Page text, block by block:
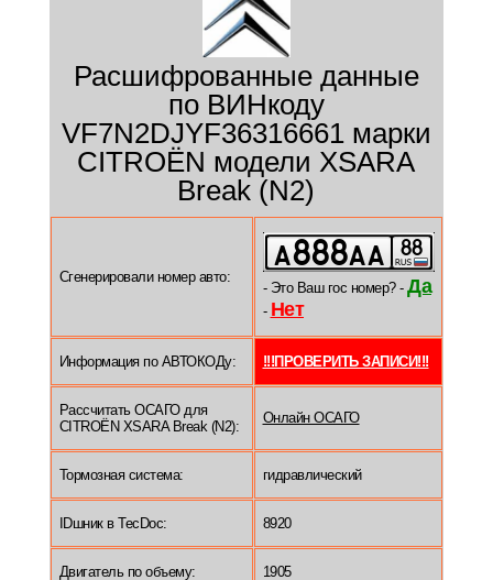
Расшифрованные данные
по ВИНкоду
VF7N2DJYF36316661 марки
CITROËN модели XSARA
Break (N2)
Сгенерировали номер авто:
- Это Ваш гос номер? - Да
- Нет
Информация по АВТОКОДу: !!!ПРОВЕРИТЬ ЗАПИСИ!!!
Рассчитать ОСАГО для
CITROËN XSARA Break (N2):
Онлайн ОСАГО
Тормозная система: гидравлический
IDшник в TecDoc: 8920
Двигатель по объему: 1905